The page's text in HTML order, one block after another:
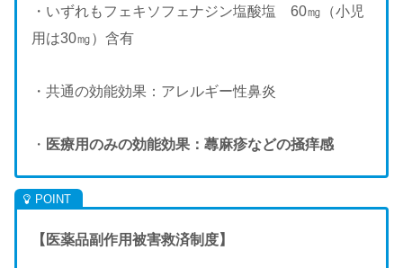
・いずれもフェキソフェナジン塩酸塩 60㎎（小児
用は30㎎）含有
・共通の効能効果：アレルギー性鼻炎
・ 医療用のみの効能効果：蕁麻疹などの掻痒感
【医薬品副作用被害救済制度】